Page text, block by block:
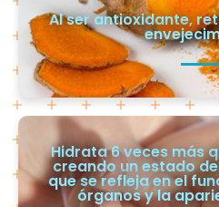
Al ser antioxidante,
Hidrata 6 veces más
creando un estado
que se refleja en el
órganos y la